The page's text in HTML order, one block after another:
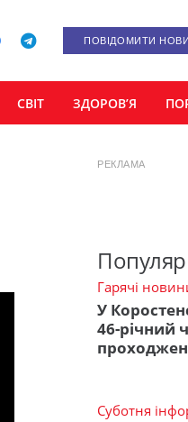
ПОВІДОМИТИ
СВІТ ЗДОРОВ’Я
РЕКЛАМА
Гарячі
У
46-річний
Суботня